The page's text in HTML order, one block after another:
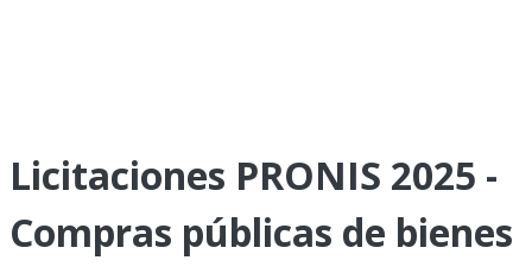
Licitaciones PRONIS 2025 -
Compras públicas de bienes